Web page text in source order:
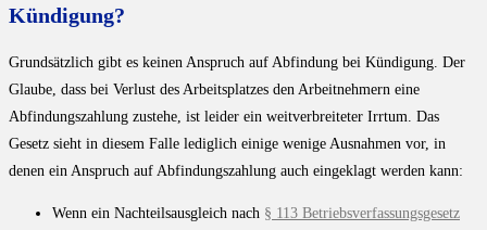
Kündigung?
Grundsätzlich gibt es keinen Anspruch auf Abfindung bei Kündigung. Der
Glaube, dass bei Verlust des Arbeitsplatzes den Arbeitnehmern eine
Abfindungszahlung zustehe, ist leider ein weitverbreiteter Irrtum. Das
Gesetz sieht in diesem Falle lediglich einige wenige Ausnahmen vor, in
denen ein Anspruch auf Abfindungszahlung auch eingeklagt werden kann:
Wenn ein Nachteilsausgleich nach § 113 Betriebsverfassungsgesetz